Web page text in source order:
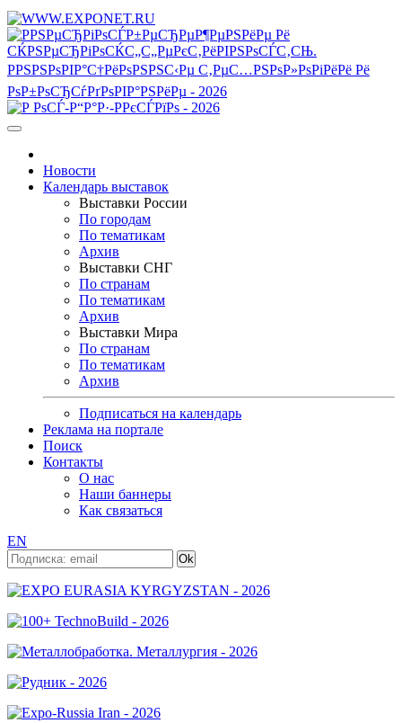
Новости
Календарь выставок
Выставки России
По городам
По тематикам
Архив
Выставки СНГ
По странам
По тематикам
Архив
Выставки Мира
По странам
По тематикам
Архив
Подписаться на календарь
Реклама на портале
Поиск
Контакты
О нас
Наши баннеры
Как связаться
EN